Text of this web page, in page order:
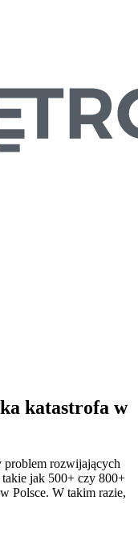
katastrofa w
problem rozwijających
takie jak 500+ czy 800+
Polsce. W takim razie,